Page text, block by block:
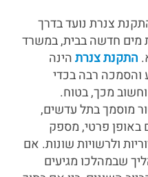
צנרת נועד בדרך
מים חדשה בבית, במשרד
התקנת צנרתהינה
והסמכה רבה בכדי
מכך, בטוח.
מוסמך בתל עדשים,
באופן פרטי, מספק
ולרשויות שונות. אם
שבמהלכו מגיעים